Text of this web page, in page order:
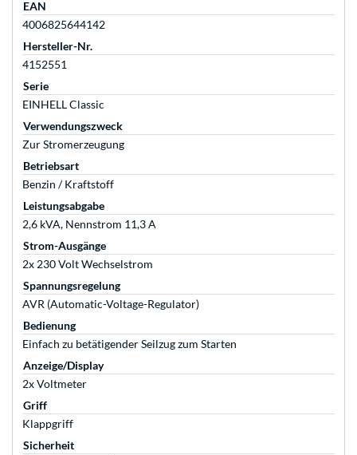
EAN
4006825644142
Hersteller-Nr.
4152551
Serie
EINHELL Classic
Verwendungszweck
Zur Stromerzeugung
Betriebsart
Benzin / Kraftstoff
Leistungsabgabe
2,6 kVA, Nennstrom 11,3 A
Strom-Ausgänge
2x 230 Volt Wechselstrom
Spannungsregelung
AVR (Automatic-Voltage-Regulator)
Bedienung
Einfach zu betätigender Seilzug zum Starten
Anzeige/Display
2x Voltmeter
Griff
Klappgriff
Sicherheit